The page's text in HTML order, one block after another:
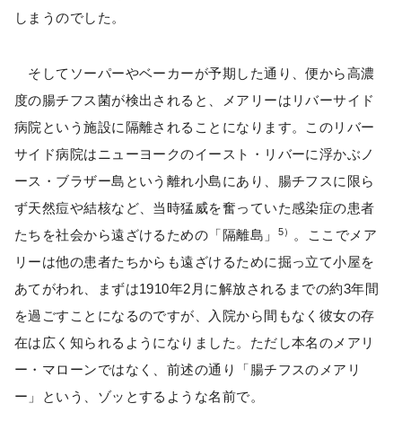
しまうのでした。
そしてソーパーやベーカーが予期した通り、便から高濃
度の腸チフス菌が検出されると、メアリーはリバーサイド
病院という施設に隔離されることになります。このリバー
サイド病院はニューヨークのイースト・リバーに浮かぶノ
ース・ブラザー島という離れ小島にあり、腸チフスに限ら
ず天然痘や結核など、当時猛威を奮っていた感染症の患者
たちを社会から遠ざけるための「隔離島」
5）
。ここでメア
リーは他の患者たちからも遠ざけるために掘っ立て小屋を
あてがわれ、まずは1910年2月に解放されるまでの約3年間
を過ごすことになるのですが、入院から間もなく彼女の存
在は広く知られるようになりました。ただし本名のメアリ
ー・マローンではなく、前述の通り「腸チフスのメアリ
ー」という、ゾッとするような名前で。